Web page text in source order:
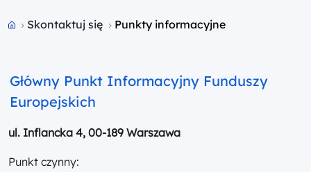
Przejdź do strony głównej portalu
Skontaktuj się Punkty informacyjne
Główny Punkt Informacyjny Funduszy
Europejskich
ul. Inflancka 4, 00-189 Warszawa
Punkt czynny: